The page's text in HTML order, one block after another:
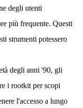
degli utenti
più frequente. Questi
strumenti potessero
degli anni '90, gli
i rootkit per scopi
l'accesso a lungo